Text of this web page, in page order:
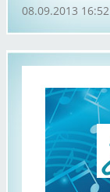
08.09.2013 16:52